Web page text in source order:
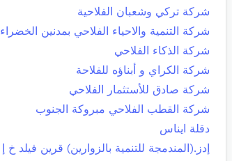
شركة تركي وشعبان الفلاحية
شركة التنمية والاحياء الفلاحي بمدنين الخضراء
شركة الذكاء الفلاحي
شركة الكراي و أبناؤه للفلاحة
شركة صادق للأستثمار الفلاحي
شركة القطب الفلاحي مبروكة الجنوب
دقلة ايناس
إدز.(المندمجة للتنمية بالزوارين) قرين فيلد خ إ